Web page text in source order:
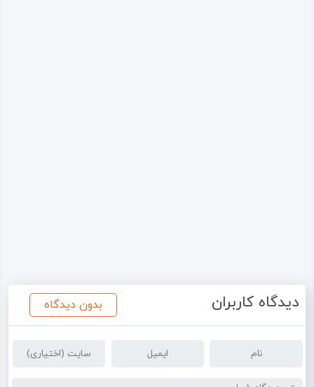
دیدگاه کاربران بدون دیدگاه